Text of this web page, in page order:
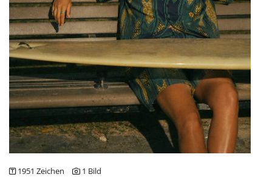
La Biosthétique
Longchamp
Louis Vuitton
Oliver Heemeyer
PR International
Sabine Wiedenhofer
SKREIN*
Tudor
Via Toledo Enopizzeria
1951 Zeichen 1 Bild